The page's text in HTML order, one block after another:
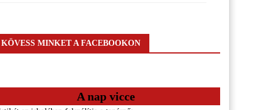
KÖVESS MINKET A FACEBOOKON
A nap vicce